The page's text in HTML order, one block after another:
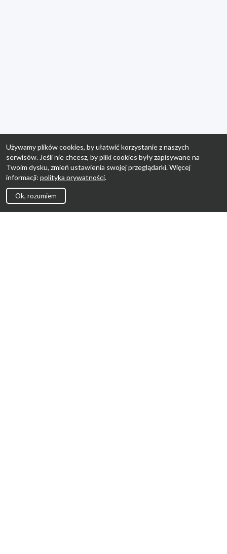
Używamy plików cookies, by ułatwić korzystanie z naszych
serwisów. Jeśli nie chcesz, by pliki cookies były zapisywane na
Twoim dysku, zmień ustawienia swojej przeglądarki. Więcej
informacji: polityka prywatności.
Ok, rozumiem